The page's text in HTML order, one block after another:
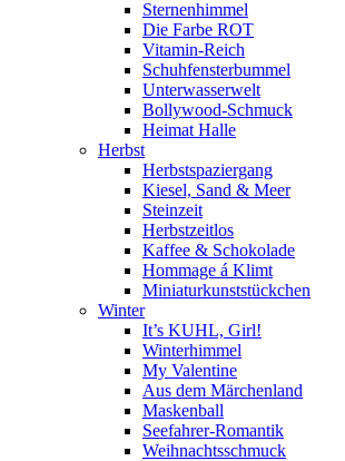
Sternenhimmel
Die Farbe ROT
Vitamin-Reich
Schuhfensterbummel
Unterwasserwelt
Bollywood-Schmuck
Heimat Halle
Herbst
Herbstspaziergang
Kiesel, Sand & Meer
Steinzeit
Herbstzeitlos
Kaffee & Schokolade
Hommage á Klimt
Miniaturkunststückchen
Winter
It’s KUHL, Girl!
Winterhimmel
My Valentine
Aus dem Märchenland
Maskenball
Seefahrer-Romantik
Weihnachtsschmuck